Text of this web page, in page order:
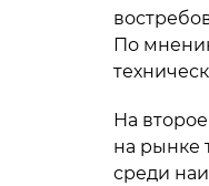
По
На
на рынке
среди